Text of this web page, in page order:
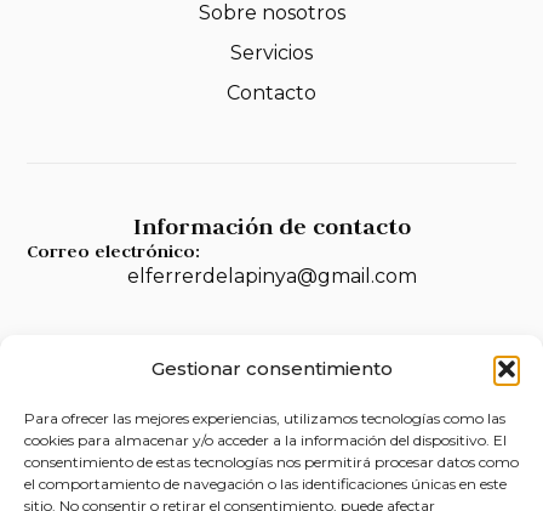
Gestionar consentimiento
Para ofrecer las mejores experiencias, utilizamos tecnologías como las
cookies para almacenar y/o acceder a la información del dispositivo. El
consentimiento de estas tecnologías nos permitirá procesar datos como
el comportamiento de navegación o las identificaciones únicas en este
sitio. No consentir o retirar el consentimiento, puede afectar
Sobre nosotros
Servicios
Contacto
Información de contacto
Correo electrónico:
elferrerdelapinya@gmail.com
Aviso legal
Política de privacidad